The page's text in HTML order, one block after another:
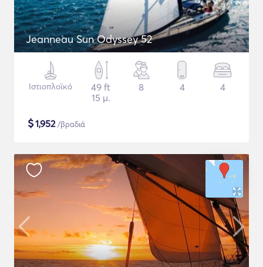
Jeanneau Sun Odyssey 52
Ιστιοπλοϊκό
49 ft
15 μ.
8 4 4
$1,952/βραδιά